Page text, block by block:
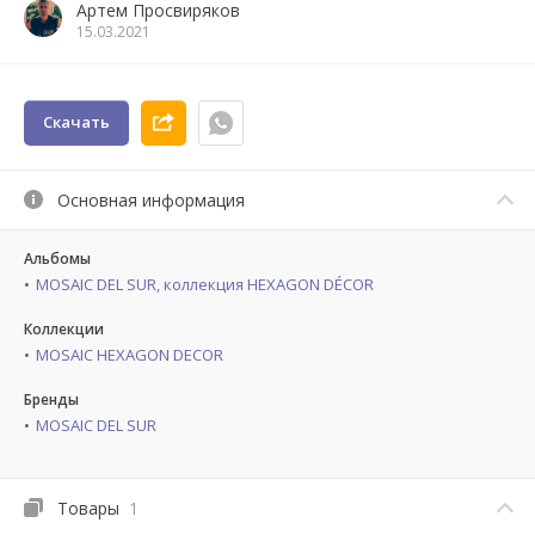
Артем Просвиряков
15.03.2021
Скачать
Основная информация
Альбомы
MOSAIC DEL SUR, коллекция HEXAGON DÉCOR
Коллекции
MOSAIC HEXAGON DECOR
Бренды
MOSAIC DEL SUR
Товары 1